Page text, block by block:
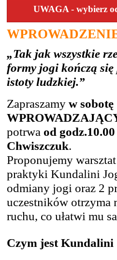
UWAGA - wybierz
„Tak jak wszystkie
formy jogi kończą
istoty ludzkiej.”
Zapraszamy w
potrwa od
Chwiszczuk.
Proponujemy
praktyki Kundalini
odmiany jogi oraz 2
uczestników otrzyma
ruchu, co ułatwi mu
Czym jest Kundalini